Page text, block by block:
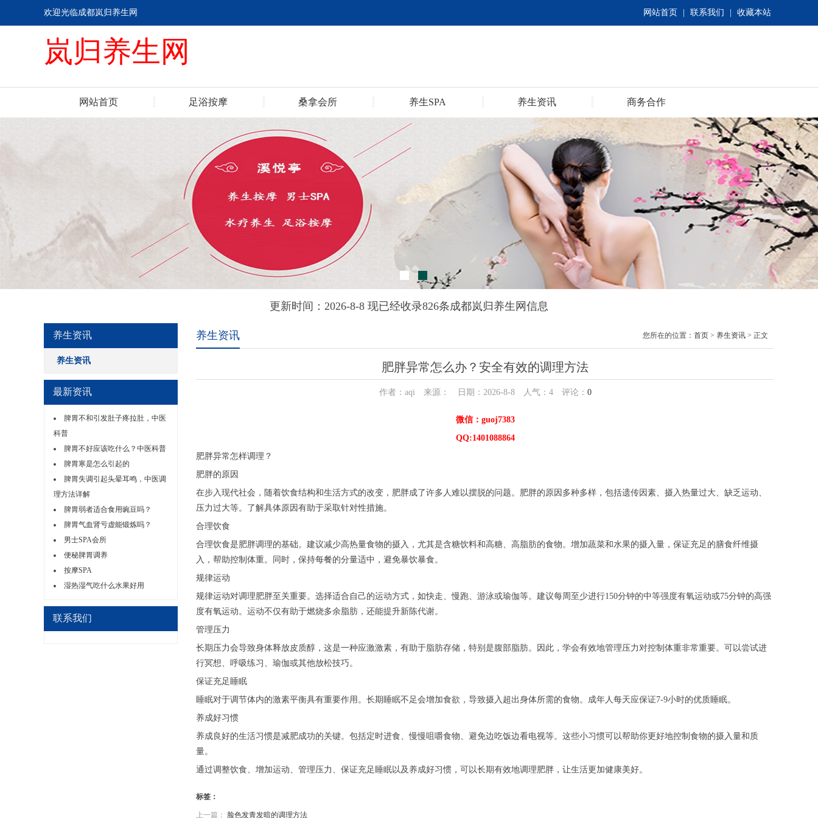
网站首页 联系我们 收藏本站
欢迎光临成都岚归养生网
岚归养生网
网站首页 足浴按摩 桑拿会所 养生SPA 养生资讯 商务合作
更新时间：2026-8-8 现已经收录826条成都岚归养生网信息
养生资讯
养生资讯
最新资讯
脾胃不和引发肚子疼拉肚，中医
科普
脾胃不好应该吃什么？中医科普
脾胃寒是怎么引起的
脾胃失调引起头晕耳鸣，中医调
理方法详解
脾胃弱者适合食用豌豆吗？
脾胃气血肾亏虚能锻炼吗？
男士SPA会所
便秘脾胃调养
按摩SPA
湿热湿气吃什么水果好用
联系我们
养生资讯 您所在的位置： 首页 > 养生资讯 > 正文
肥胖异常怎么办？安全有效的调理方法
作者：aqi 来源： 日期：2026-8-8 人气： 4评论： 0
微信：guoj7383
QQ:1401088864
肥胖异常怎样调理？
肥胖的原因
在步入现代社会，随着饮食结构和生活方式的改变，肥胖成了许多人难以摆脱的问题。肥胖的原因多种多样，包括遗传因素、摄入热量过大、缺乏运动、
压力过大等。了解具体原因有助于采取针对性措施。
合理饮食
合理饮食是肥胖调理的基础。建议减少高热量食物的摄入，尤其是含糖饮料和高糖、高脂肪的食物。增加蔬菜和水果的摄入量，保证充足的膳食纤维摄
入，帮助控制体重。同时，保持每餐的分量适中，避免暴饮暴食。
规律运动
规律运动对调理肥胖至关重要。选择适合自己的运动方式，如快走、慢跑、游泳或瑜伽等。建议每周至少进行150分钟的中等强度有氧运动或75分钟的高强
度有氧运动。运动不仅有助于燃烧多余脂肪，还能提升新陈代谢。
管理压力
长期压力会导致身体释放皮质醇，这是一种应激激素，有助于脂肪存储，特别是腹部脂肪。因此，学会有效地管理压力对控制体重非常重要。可以尝试进
行冥想、呼吸练习、瑜伽或其他放松技巧。
保证充足睡眠
睡眠对于调节体内的激素平衡具有重要作用。长期睡眠不足会增加食欲，导致摄入超出身体所需的食物。成年人每天应保证7-9小时的优质睡眠。
养成好习惯
养成良好的生活习惯是减肥成功的关键。包括定时进食、慢慢咀嚼食物、避免边吃饭边看电视等。这些小习惯可以帮助你更好地控制食物的摄入量和质
量。
通过调整饮食、增加运动、管理压力、保证充足睡眠以及养成好习惯，可以长期有效地调理肥胖，让生活更加健康美好。
标签：
上一篇： 脸色发青发暗的调理方法